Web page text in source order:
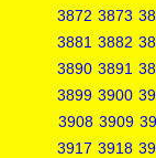
3872 3873
3881 3882
3890 3891
3899 3900
3908 3909
3917 3918